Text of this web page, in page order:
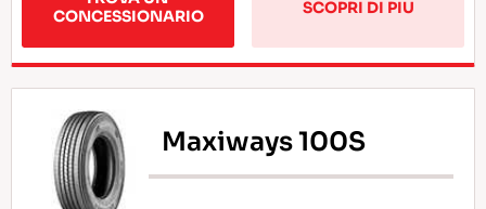
CONCESSIONARIO
SCOPRI DI PIU
Maxiways 100S